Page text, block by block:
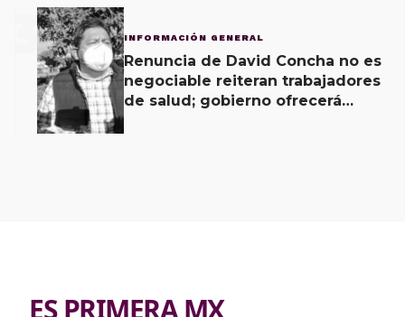
3 INFORMACIÓN GENERAL
Renuncia de David Concha no es
negociable reiteran trabajadores
de salud; gobierno ofrecerá
ES PRIMERA MX